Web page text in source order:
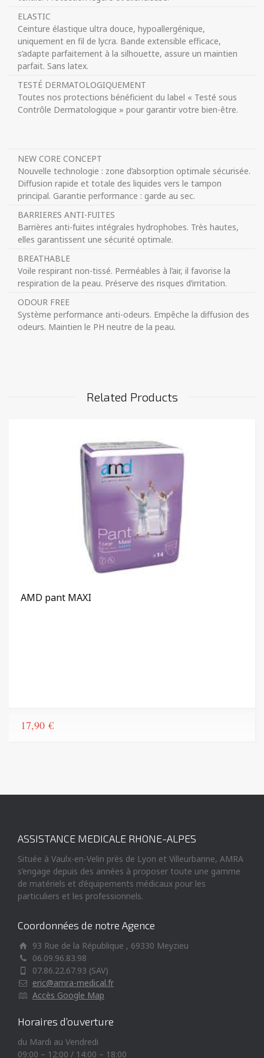
ELASTIC
Ceinture élastique ultra douce, hypoallergénique,
uniquement en fil de lycra. Bande extensible efficace,
s’adapte parfaitement à la silhouette, assure un maintien
parfait. Sans latex.
TESTÉ DERMATOLOGIQUEMENT
Toutes nos protections bénéficient du label « Testé sous
Contrôle Dermatologique » pour garantir votre bien-être.
NEW CORE CONCEPT
Nouvelle technologie : zone d’absorption optimale sécurisée.
Diffusion rapide et totale des liquides vers le tampon
principal. Garantie performance : garde au sec.
BARRIERES ANTI-FUITES
Barrières anti-fuites intégrales hydrophobes. Très hautes,
elles garantissent une sécurité optimale.
BREATHABLE
Voile respirant non-tissé. Perméables à l’air, il favorise la
respiration de la peau. Préserve des risques d’irritation.
ODOUR FREE
Système performance anti-odeurs. Empêche la diffusion des
odeurs. Maintien le PH neutre de la peau.
Related Products
AMD pant MAXI
17,90 €
ASSISTANCE MEDICALE RHONE-ALPES
Située à Vaulx-en-Velin près de Lyon et Villeurbanne, AMRA
s’engage depuis des années à proposer toute une gamme
de matériels et d’équipements médicaux pour les
particuliers et les professionnels.
Coordonnées de notre Agence
93 Rue de la République , 69330 Meyzieu
06.09.96.83.98
07.86.22.67.93 (SAV)
eric@amra-medical.fr
Accès Google Map
Horaires d’ouverture
du Mardi au Vendredi
09:00 – 12:00 / 14:00 – 18:00